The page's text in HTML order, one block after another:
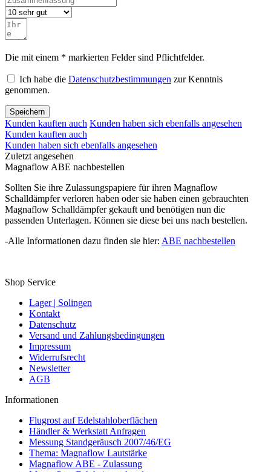
Die mit einem * markierten Felder sind Pflichtfelder.
Ich habe die Datenschutzbestimmungen zur Kenntnis
genommen.
Speichern
Kunden kauften auch Kunden haben sich ebenfalls angesehen
Kunden kauften auch
Kunden haben sich ebenfalls angesehen
Zuletzt angesehen
Magnaflow ABE nachbestellen
Sollten Sie ihre Zulassungspapiere für ihren Magnaflow
Schalldämpfer verloren haben oder sie haben einen gebrauchten
Magnaflow Schalldämpfer gekauft und benötigen nun die
passenden Unterlagen. Können sie diese bei uns nach bestellen.
-Alle Informationen dazu finden sie hier: ABE nachbestellen
Shop Service
Lager | Solingen
Kontakt
Datenschutz
Versand und Zahlungsbedingungen
Impressum
Widerrufsrecht
Newsletter
AGB
Informationen
Flugrost auf Edelstahloberflächen
Händler & Werkstatt Anfragen
Messung Standgeräusch 2007/46/EG
Thema: Magnaflow Lautstärke
Magnaflow ABE - Zulassung